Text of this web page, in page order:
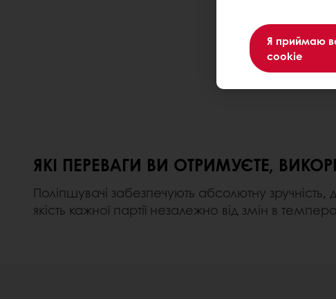
ЯКІ ПЕРЕВАГИ ВИ ОТРИМУЄТЕ,
Поліпшувачі забезпечують абсолютну
якість кажної партії незалежно від змін в
Я приймаю
cookie